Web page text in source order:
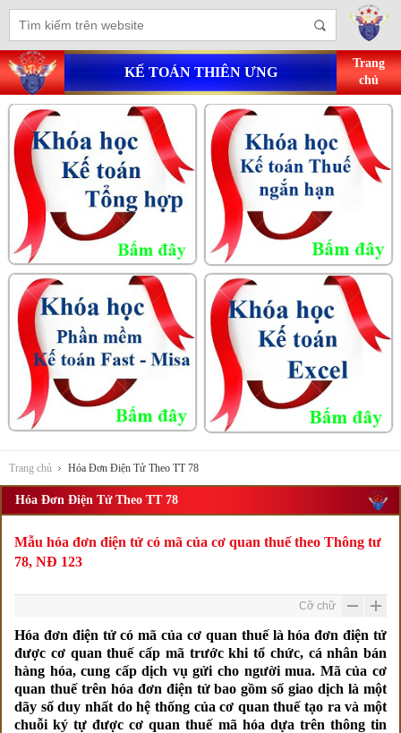
KẾ TOÁN THIÊN ƯNG
Trang
chủ
Trang chủ Hóa Đơn Điện Tử Theo TT 78
Hóa Đơn Điện Tử Theo TT 78
Mẫu hóa đơn điện tử có mã của cơ quan thuế theo Thông tư
78, NĐ 123
Cỡ chữ
Hóa đơn điện tử có mã của cơ quan thuế là hóa đơn điện tử
được cơ quan thuế cấp mã trước khi tổ chức, cá nhân bán
hàng hóa, cung cấp dịch vụ gửi cho người mua. Mã của cơ
quan thuế trên hóa đơn điện tử bao gồm số giao dịch là một
dãy số duy nhất do hệ thống của cơ quan thuế tạo ra và một
chuỗi ký tự được cơ quan thuế mã hóa dựa trên thông tin